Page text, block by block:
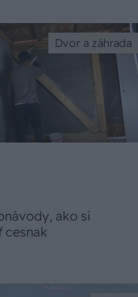
Dvor a záhrada
ako si
cesnak